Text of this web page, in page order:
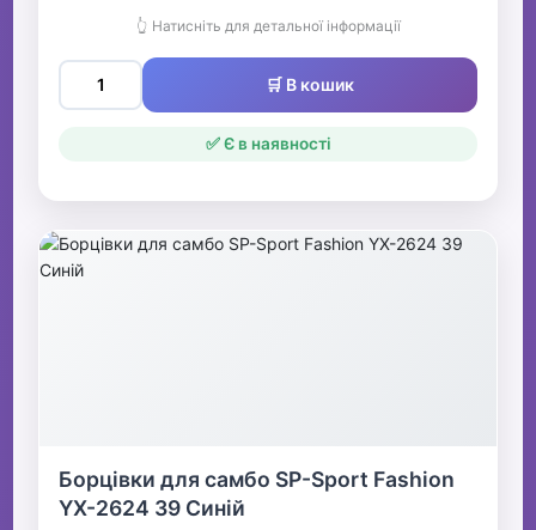
👆 Натисніть для детальної інформації
🛒 В кошик
✅ Є в наявності
Борцівки для самбо SP-Sport Fashion
YX-2624 39 Синій